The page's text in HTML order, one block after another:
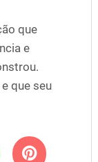
que
e
que seu